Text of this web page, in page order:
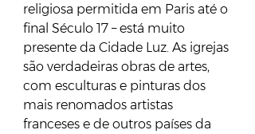
religiosa permitida em Paris até o
final Século 17 – está muito
presente da Cidade Luz. As igrejas
são verdadeiras obras de artes,
com esculturas e pinturas dos
mais renomados artistas
franceses e de outros países da